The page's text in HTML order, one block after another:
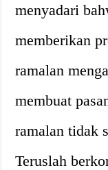
menyadari
memberikan
ramalan
membuat
ramalan tidak
Teruslah